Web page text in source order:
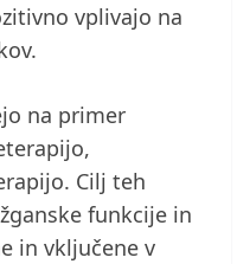
vplivajo na
na primer
Cilj teh
funkcije in
in vključene v